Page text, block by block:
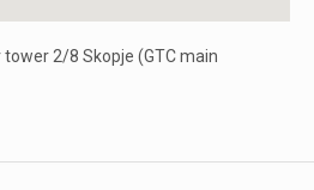
2/8 Skopje (GTC main